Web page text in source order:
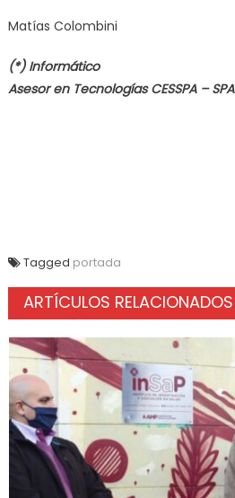
Matías Colombini
(*) Informático
Asesor en Tecnologías CESSPA – SPA
Tagged portada
ARTÍCULOS RELACIONADOS